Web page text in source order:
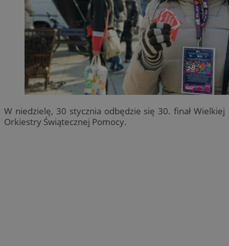
W niedzielę, 30 stycznia odbędzie się 30. finał Wielkiej
Orkiestry Świątecznej Pomocy.